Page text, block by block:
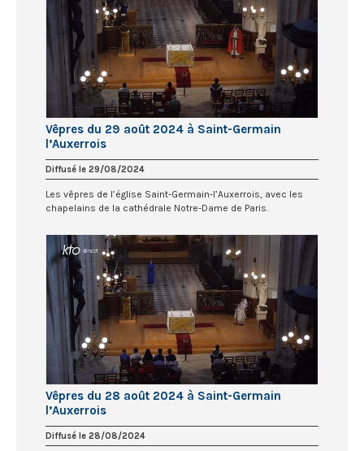
Vêpres du 29 août 2024 à Saint-Germain
l’Auxerrois
Diffusé le 29/08/2024
Les vêpres de l’église Saint-Germain-l’Auxerrois, avec les
chapelains de la cathédrale Notre-Dame de Paris.
Vêpres du 28 août 2024 à Saint-Germain
l’Auxerrois
Diffusé le 28/08/2024